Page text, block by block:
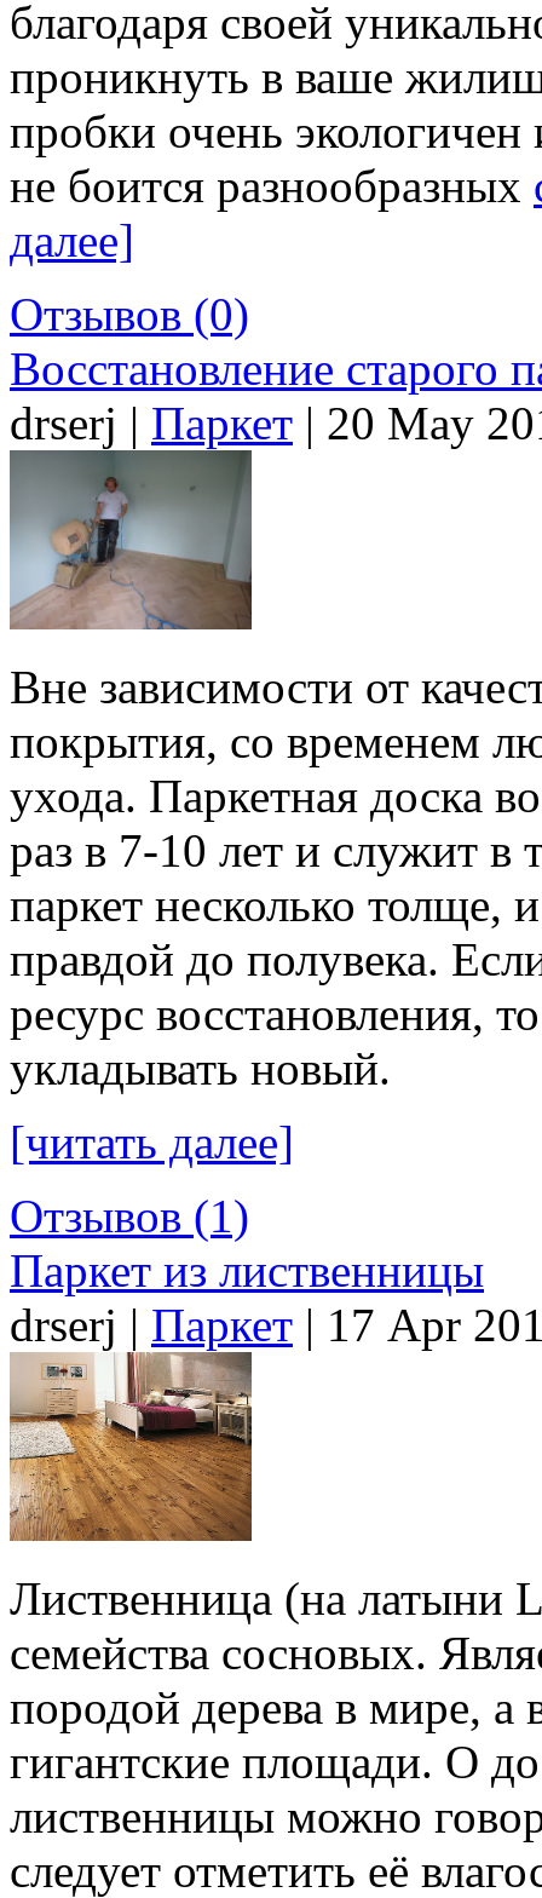
благодаря своей
проникнуть в ваше
пробки очень экологичен
не боится разнообразных
далее]
Отзывов (0)
Восстановление старого
drserj | Паркет | 20 May
Вне зависимости от
покрытия, со временем
ухода. Паркетная доска
раз в 7-10 лет и служит
паркет несколько толще,
правдой до полувека.
ресурс восстановления,
укладывать новый.
[читать далее]
Отзывов (1)
Паркет из лиственницы
drserj | Паркет | 17 Apr
Лиcтвенница (на латыни
семейства сосновых.
породой дерева в мире, а
гигантские площади. О
лиственницы можно
следует отметить её